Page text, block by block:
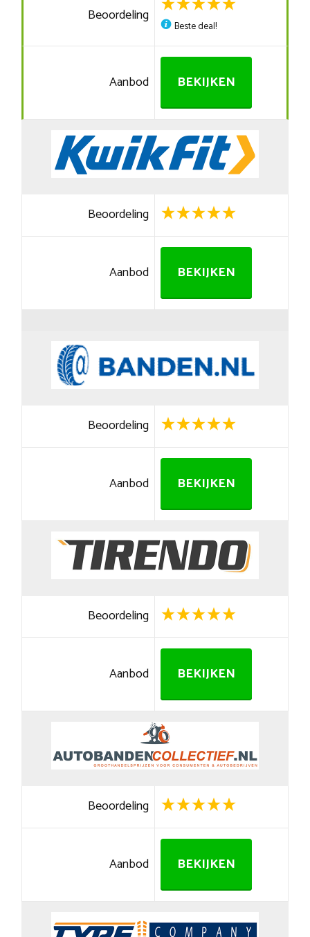
Beoordeling
Beste deal!
Aanbod BEKIJKEN
Beoordeling
Aanbod BEKIJKEN
Beoordeling
Aanbod BEKIJKEN
Beoordeling
Aanbod BEKIJKEN
Beoordeling
Aanbod BEKIJKEN